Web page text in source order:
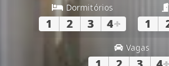
Dormitórios
1 2 3 4+ 1
Vagas